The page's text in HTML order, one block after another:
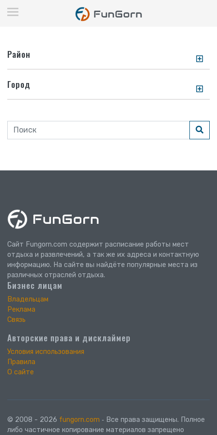
Район
Город
Сайт Fungorn.com содержит расписание работы мест
отдыха и развлечений, а так же их адреса и контактную
информацию. На сайте вы найдёте популярные места из
различных отраслей отдыха.
Бизнес лицам
Владельцам
Реклама
Связь
Авторские права и дисклаймер
Условия использования
Правила
О сайте
© 2008 - 2026 fungorn.com ‐ Все права защищены. Полное
либо частичное копирование материалов запрещено